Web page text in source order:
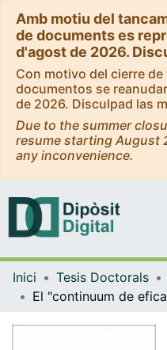
Amb motiu del
de documents es
d'agost de 2026.
Con motivo del cierre
documentos se
de 2026. Disculpad las
Due to the summer
resume starting August
any inconvenience.
Inici Tesis Doctorals